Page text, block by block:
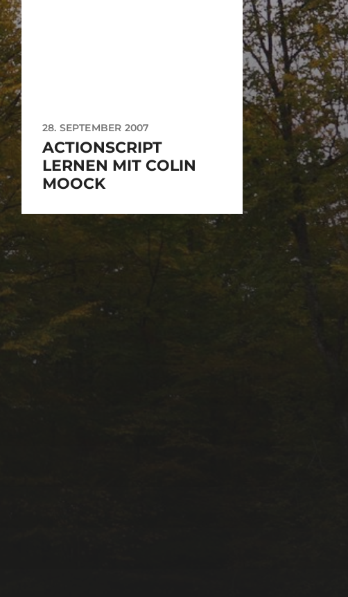
28. SEPTEMBER 2007
ACTIONSCRIPT
LERNEN MIT COLIN
MOOCK